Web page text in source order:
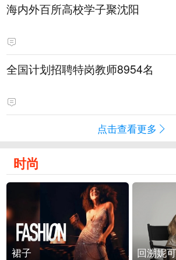
海内外百所高校学子聚沈阳
全国计划招聘特岗教师8954名
点击查看更多
时尚
裙子